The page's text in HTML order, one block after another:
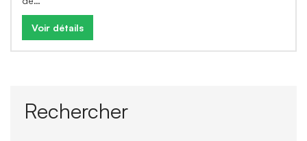
Voir détails
Rechercher